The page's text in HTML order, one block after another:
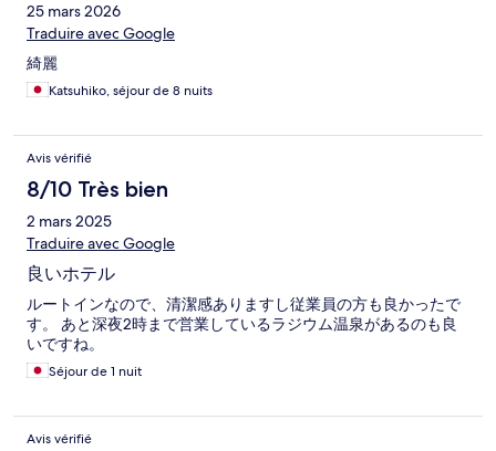
25 mars 2026
Traduire avec Google
綺麗
Katsuhiko, séjour de 8 nuits
Avis vérifié
8/10 Très bien
2 mars 2025
Traduire avec Google
良いホテル
ルートインなので、清潔感ありますし従業員の方も良かったで
す。 あと深夜2時まで営業しているラジウム温泉があるのも良
いですね。
Séjour de 1 nuit
Avis vérifié